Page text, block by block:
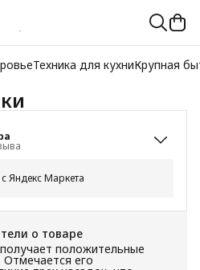
Техника для кухниКрупная
Яндекс Маркета
8
о товаре
положительные
его